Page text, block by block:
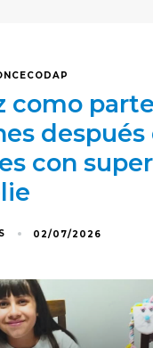
como
después
con
02/07/2026